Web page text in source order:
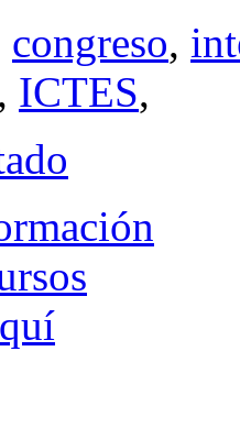
congreso,
, ICTES,